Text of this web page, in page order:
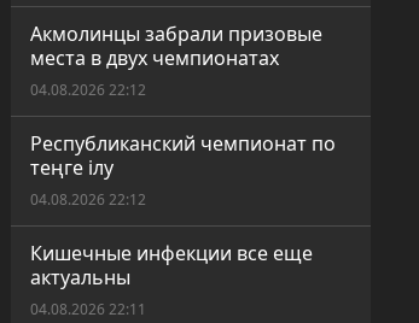
Акмолинцы забрали призовые
места в двух чемпионатах
04.08.2026 22:12
Республиканский чемпионат по
теңге ілу
04.08.2026 22:12
Кишечные инфекции все еще
актуальны
04.08.2026 22:11